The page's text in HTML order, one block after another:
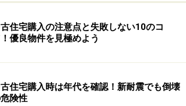
住宅購入の注意点と失敗しない10のコ
優良物件を見極めよう
住宅購入時は年代を確認！新耐震でも倒壊
険性